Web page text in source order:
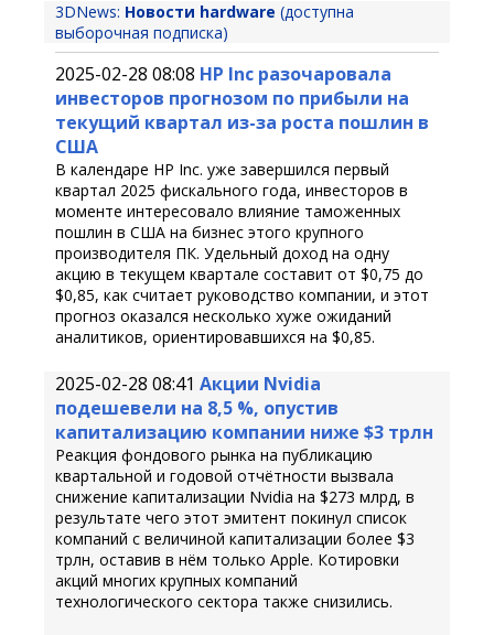
3DNews: Новости hardware (доступна
выборочная подписка)
2025-02-28 08:08 HP Inc разочаровала
инвесторов прогнозом по прибыли на
текущий квартал из-за роста пошлин в
США
В календаре HP Inc. уже завершился первый
квартал 2025 фискального года, инвесторов в
моменте интересовало влияние таможенных
пошлин в США на бизнес этого крупного
производителя ПК. Удельный доход на одну
акцию в текущем квартале составит от $0,75 до
$0,85, как считает руководство компании, и этот
прогноз оказался несколько хуже ожиданий
аналитиков, ориентировавшихся на $0,85.
2025-02-28 08:41 Акции Nvidia
подешевели на 8,5 %, опустив
капитализацию компании ниже $3 трлн
Реакция фондового рынка на публикацию
квартальной и годовой отчётности вызвала
снижение капитализации Nvidia на $273 млрд, в
результате чего этот эмитент покинул список
компаний с величиной капитализации более $3
трлн, оставив в нём только Apple. Котировки
акций многих крупных компаний
технологического сектора также снизились.